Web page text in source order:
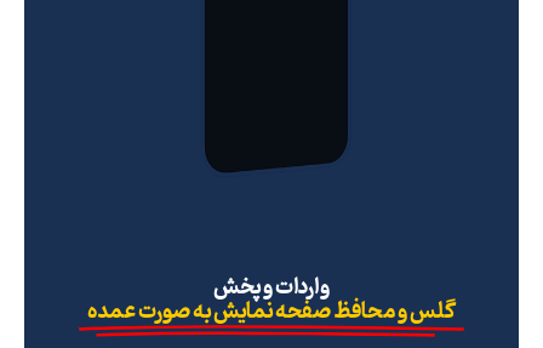
‌واردات و پخش
گلس و محافظ صفحه نمایش به صورت عمده